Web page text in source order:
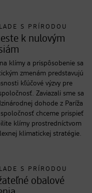
S PRÍRODOU
k nulovým
klímy a prispôsobenie sa
zmenám predstavujú
kľúčové výzvy pre
Zaviazali sme sa
dohode z Paríža
chceme prispieť
klímy prostredníctvom
klimatickej stratégie.
S PRÍRODOU
obalové